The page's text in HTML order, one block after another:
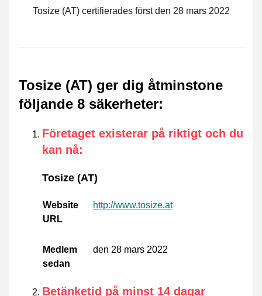
Tosize (AT) certifierades först den 28 mars 2022
Tosize (AT) ger dig åtminstone
följande 8 säkerheter:
Företaget existerar på riktigt och du
kan nå:
Tosize (AT)
Website
URL
http://www.tosize.at
Medlem
sedan
den 28 mars 2022
Betänketid på minst 14 dagar